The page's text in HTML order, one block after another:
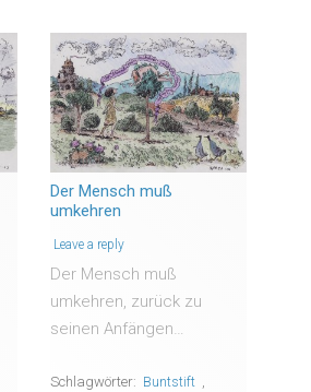
Der Mensch muß
umkehren
Leave a reply
Der Mensch muß
umkehren, zurück zu
seinen Anfängen…
Schlagwörter: Buntstift